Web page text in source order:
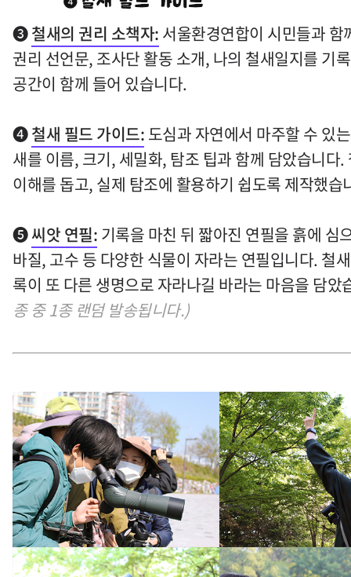
➌철새의 권리 소책자:서울환경연합이 시민들과 함
권리 선언문, 조사단 활동 소개, 나의 철새일지를 기
공간이 함께 들어 있습니다.
➍철새 필드 가이드:도심과 자연에서 마주할 수 있
새를 이름, 크기, 세밀화, 탐조 팁과 함께 담았습니다.
이해를 돕고, 실제 탐조에 활용하기 쉽도록 제작했습
➎씨앗 연필:기록을 마친 뒤 짧아진 연필을 흙에 심
바질, 고수 등 다양한 식물이 자라는 연필입니다. 철
록이 또 다른 생명으로 자라나길 바라는 마음을 담았
종 중 1종 랜덤 발송됩니다.)